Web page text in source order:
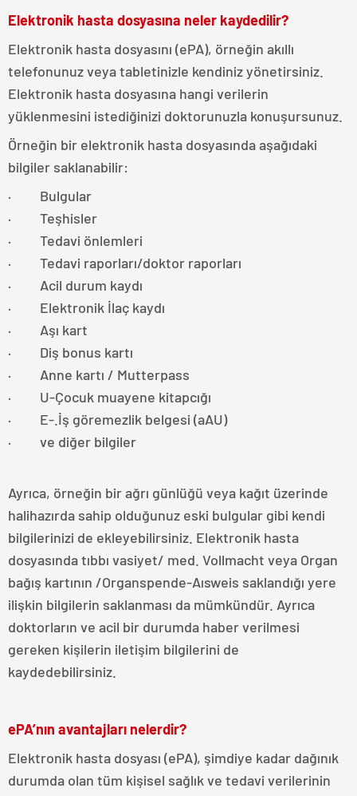
Elektronik hasta dosyasına neler kaydedilir?
Elektronik hasta dosyasını (ePA), örneğin akıllı
telefonunuz veya tabletinizle kendiniz yönetirsiniz.
Elektronik hasta dosyasına hangi verilerin
yüklenmesini istediğinizi doktorunuzla konuşursunuz.
Örneğin bir elektronik hasta dosyasında aşağıdaki
bilgiler saklanabilir:
· Bulgular
· Teşhisler
· Tedavi önlemleri
· Tedavi raporları/doktor raporları
· Acil durum kaydı
· Elektronik İlaç kaydı
· Aşı kart
· Diş bonus kartı
· Anne kartı / Mutterpass
· U-Çocuk muayene kitapcığı
· E-.İş göremezlik belgesi (aAU)
· ve diğer bilgiler
Ayrıca, örneğin bir ağrı günlüğü veya kağıt üzerinde
halihazırda sahip olduğunuz eski bulgular gibi kendi
bilgilerinizi de ekleyebilirsiniz. Elektronik hasta
dosyasında tıbbı vasiyet/ med. Vollmacht veya Organ
bağış kartının /Organspende-Aısweis saklandığı yere
ilişkin bilgilerin saklanması da mümkündür. Ayrıca
doktorların ve acil bir durumda haber verilmesi
gereken kişilerin iletişim bilgilerini de
kaydedebilirsiniz.
ePA’nın avantajları nelerdir?
Elektronik hasta dosyası (ePA), şimdiye kadar dağınık
durumda olan tüm kişisel sağlık ve tedavi verilerinin